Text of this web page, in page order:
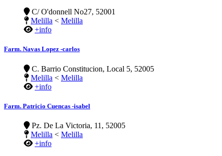
C/ O'donnell No27, 52001
Melilla < Melilla
+info
Farm. Navas Lopez -carlos
C. Barrio Constitucion, Local 5, 52005
Melilla < Melilla
+info
Farm. Patricio Cuencas -isabel
Pz. De La Victoria, 11, 52005
Melilla < Melilla
+info